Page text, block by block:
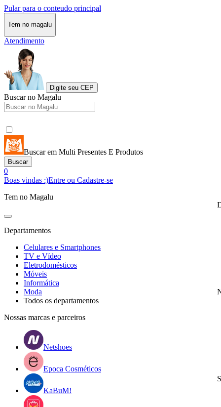
Pular para o conteudo principal
Tem no magalu
Atendimento
Digite seu CEP
Buscar no Magalu
Buscar em Multi Presentes E Produtos
Buscar
0
Boas vindas :)Entre ou Cadastre-se
Tem no Magalu
Departamentos
Celulares e Smartphones
TV e Vídeo
Eletrodomésticos
Móveis
Informática
Moda
Todos os departamentos
Nossas marcas e parceiros
Netshoes
Epoca Cosméticos
KaBuM!